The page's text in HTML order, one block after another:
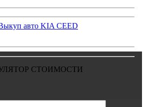
СТОИМОСТИ